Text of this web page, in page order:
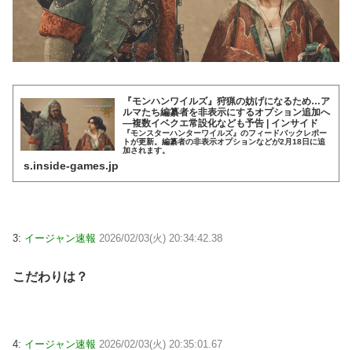
『モンハンワイルズ』狩猟の妨げになるため…ア
ルマたち編纂者を非表示にするオプション追加へ
―複数イベクエ常設化なども予告 | インサイド
『モンスターハンターワイルズ』のフィードバックレポー
トが更新。編纂者の非表示オプションなどが2月18日に追
加されます。
s.inside-games.jp
3: イージャン速報 2026/02/03(火) 20:34:42.38
こだわりは？
4: イージャン速報 2026/02/03(火) 20:35:01.67